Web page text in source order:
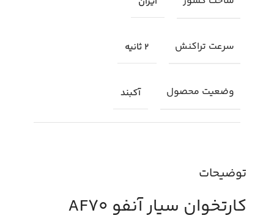
توضیحات
کارتخوان سیار آنفو AF70
سرعت تراکنش 2 ثانیه
وضعیت محصول آکبند